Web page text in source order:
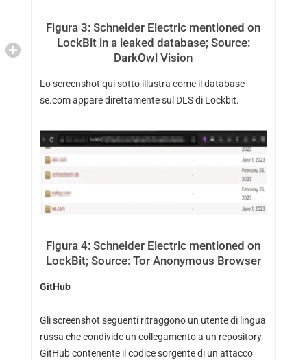
Figura 3: Schneider Electric mentioned on
LockBit in a leaked database; Source:
DarkOwl Vision
Lo screenshot qui sotto illustra come il database
se.com appare direttamente sul DLS di Lockbit.
Figura 4: Schneider Electric mentioned on
LockBit; Source: Tor Anonymous Browser
GitHub
Gli screenshot seguenti ritraggono un utente di lingua
russa che condivide un collegamento a un repository
GitHub contenente il codice sorgente di un attacco